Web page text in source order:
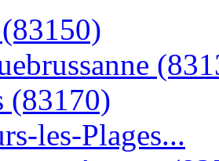
(83170)
les-Plages...